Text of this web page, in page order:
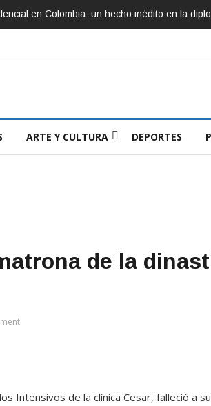
en Colombia: un hecho inédito en la
ARTE Y CULTURA DEPORTES
de la
Intensivos de la clínica Cesar, falleció a